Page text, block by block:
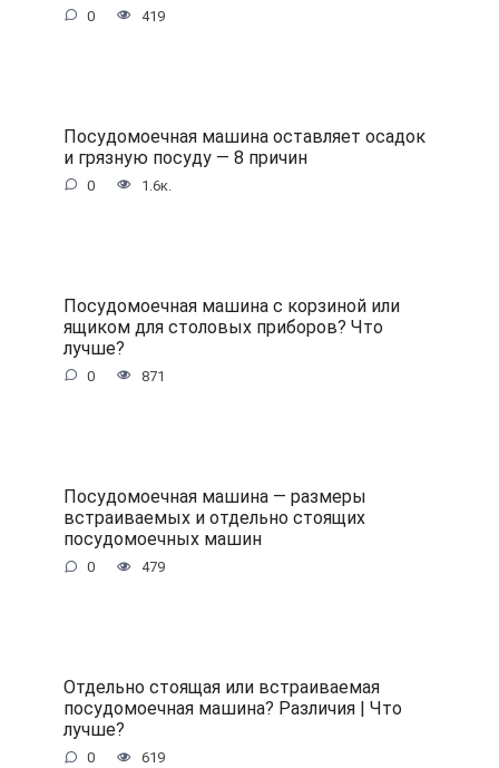
0 419
Посудомоечная машина оставляет осадок
и грязную посуду — 8 причин
0 1.6к.
Посудомоечная машина с корзиной или
ящиком для столовых приборов? Что
лучше?
0 871
Посудомоечная машина — размеры
встраиваемых и отдельно стоящих
посудомоечных машин
0 479
Отдельно стоящая или встраиваемая
посудомоечная машина? Различия | Что
лучше?
0 619